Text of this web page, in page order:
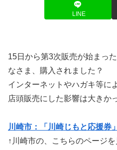
LINE
15日から第3次販売が始まった
なさま、購入されました？
インターネットやハガキ等に
店頭販売にした影響は大きか
川崎市：「川崎じもと応援券
↑川崎市の、こちらのページ